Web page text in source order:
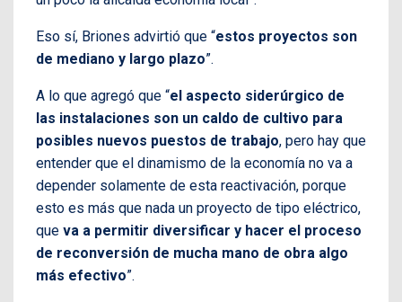
Eso sí, Briones advirtió que “estos proyectos son
de mediano y largo plazo”.
A lo que agregó que “el aspecto siderúrgico de
las instalaciones son un caldo de cultivo para
posibles nuevos puestos de trabajo, pero hay que
entender que el dinamismo de la economía no va a
depender solamente de esta reactivación, porque
esto es más que nada un proyecto de tipo eléctrico,
que va a permitir diversificar y hacer el proceso
de reconversión de mucha mano de obra algo
más efectivo”.